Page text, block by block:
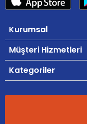
Kurumsal
Müşteri Hizmetleri
Kategoriler